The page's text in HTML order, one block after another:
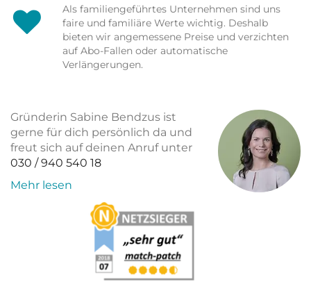
Als familiengeführtes Unternehmen sind uns
faire und familiäre Werte wichtig. Deshalb
bieten wir angemessene Preise und verzichten
auf Abo-Fallen oder automatische
Verlängerungen.
Gründerin Sabine Bendzus ist
gerne für dich persönlich da und
freut sich auf deinen Anruf unter
030 / 940 540 18
Mehr lesen